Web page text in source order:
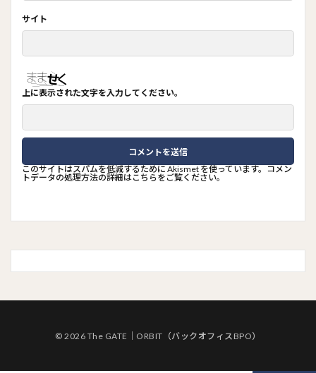
サイト
上に表示された文字を入力してください。
このサイトはスパムを低減するために Akismet を使っています。 コメン
トデータの処理方法の詳細はこちらをご覧ください。
© 2026 The GATE｜ORBIT（バックオフィスBPO）